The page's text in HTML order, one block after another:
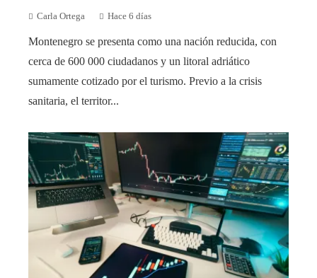
Carla Ortega Hace 6 días
Montenegro se presenta como una nación reducida, con
cerca de 600 000 ciudadanos y un litoral adriático
sumamente cotizado por el turismo. Previo a la crisis
sanitaria, el territor...